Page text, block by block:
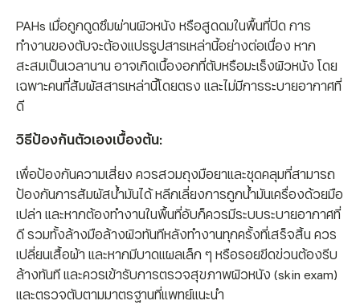
PAHs เมื่อถูกดูดซึมผ่านผิวหนัง หรือสูดดมในพื้นที่ปิด การ
ทำงานของตับจะต้องแปรรูปสารเหล่านี้อย่างต่อเนื่อง หาก
สะสมเป็นเวลานาน อาจเกิดเนื้องอกที่ตับหรือมะเร็งผิวหนัง โดย
เฉพาะคนที่สัมผัสสารเหล่านี้โดยตรง และไม่มีการระบายอากาศที่
ดี
วิธีป้องกันตัวเองเบื้องต้น:
เพื่อป้องกันความเสี่ยง ควรสวมถุงมือยาและชุดคลุมที่สามารถ
ป้องกันการสัมผัสน้ำมันได้ หลีกเลี่ยงการถูกน้ำมันเครื่องด้วยมือ
เปล่า และหากต้องทำงานในพื้นที่อับก็ควรมีระบบระบายอากาศที่
ดี รวมทั้งล้างมือล้างผิวทันทีหลังทำงานทุกครั้งที่เสร็จสิ้น ควร
เปลี่ยนเสื้อผ้า และหากมีบาดแผลเล็ก ๆ หรือรอยขีดข่วนต้องรีบ
ล้างทันที และควรเข้ารับการตรวจสุขภาพผิวหนัง (skin exam)
และตรวจตับตามมาตรฐานที่แพทย์แนะนำ